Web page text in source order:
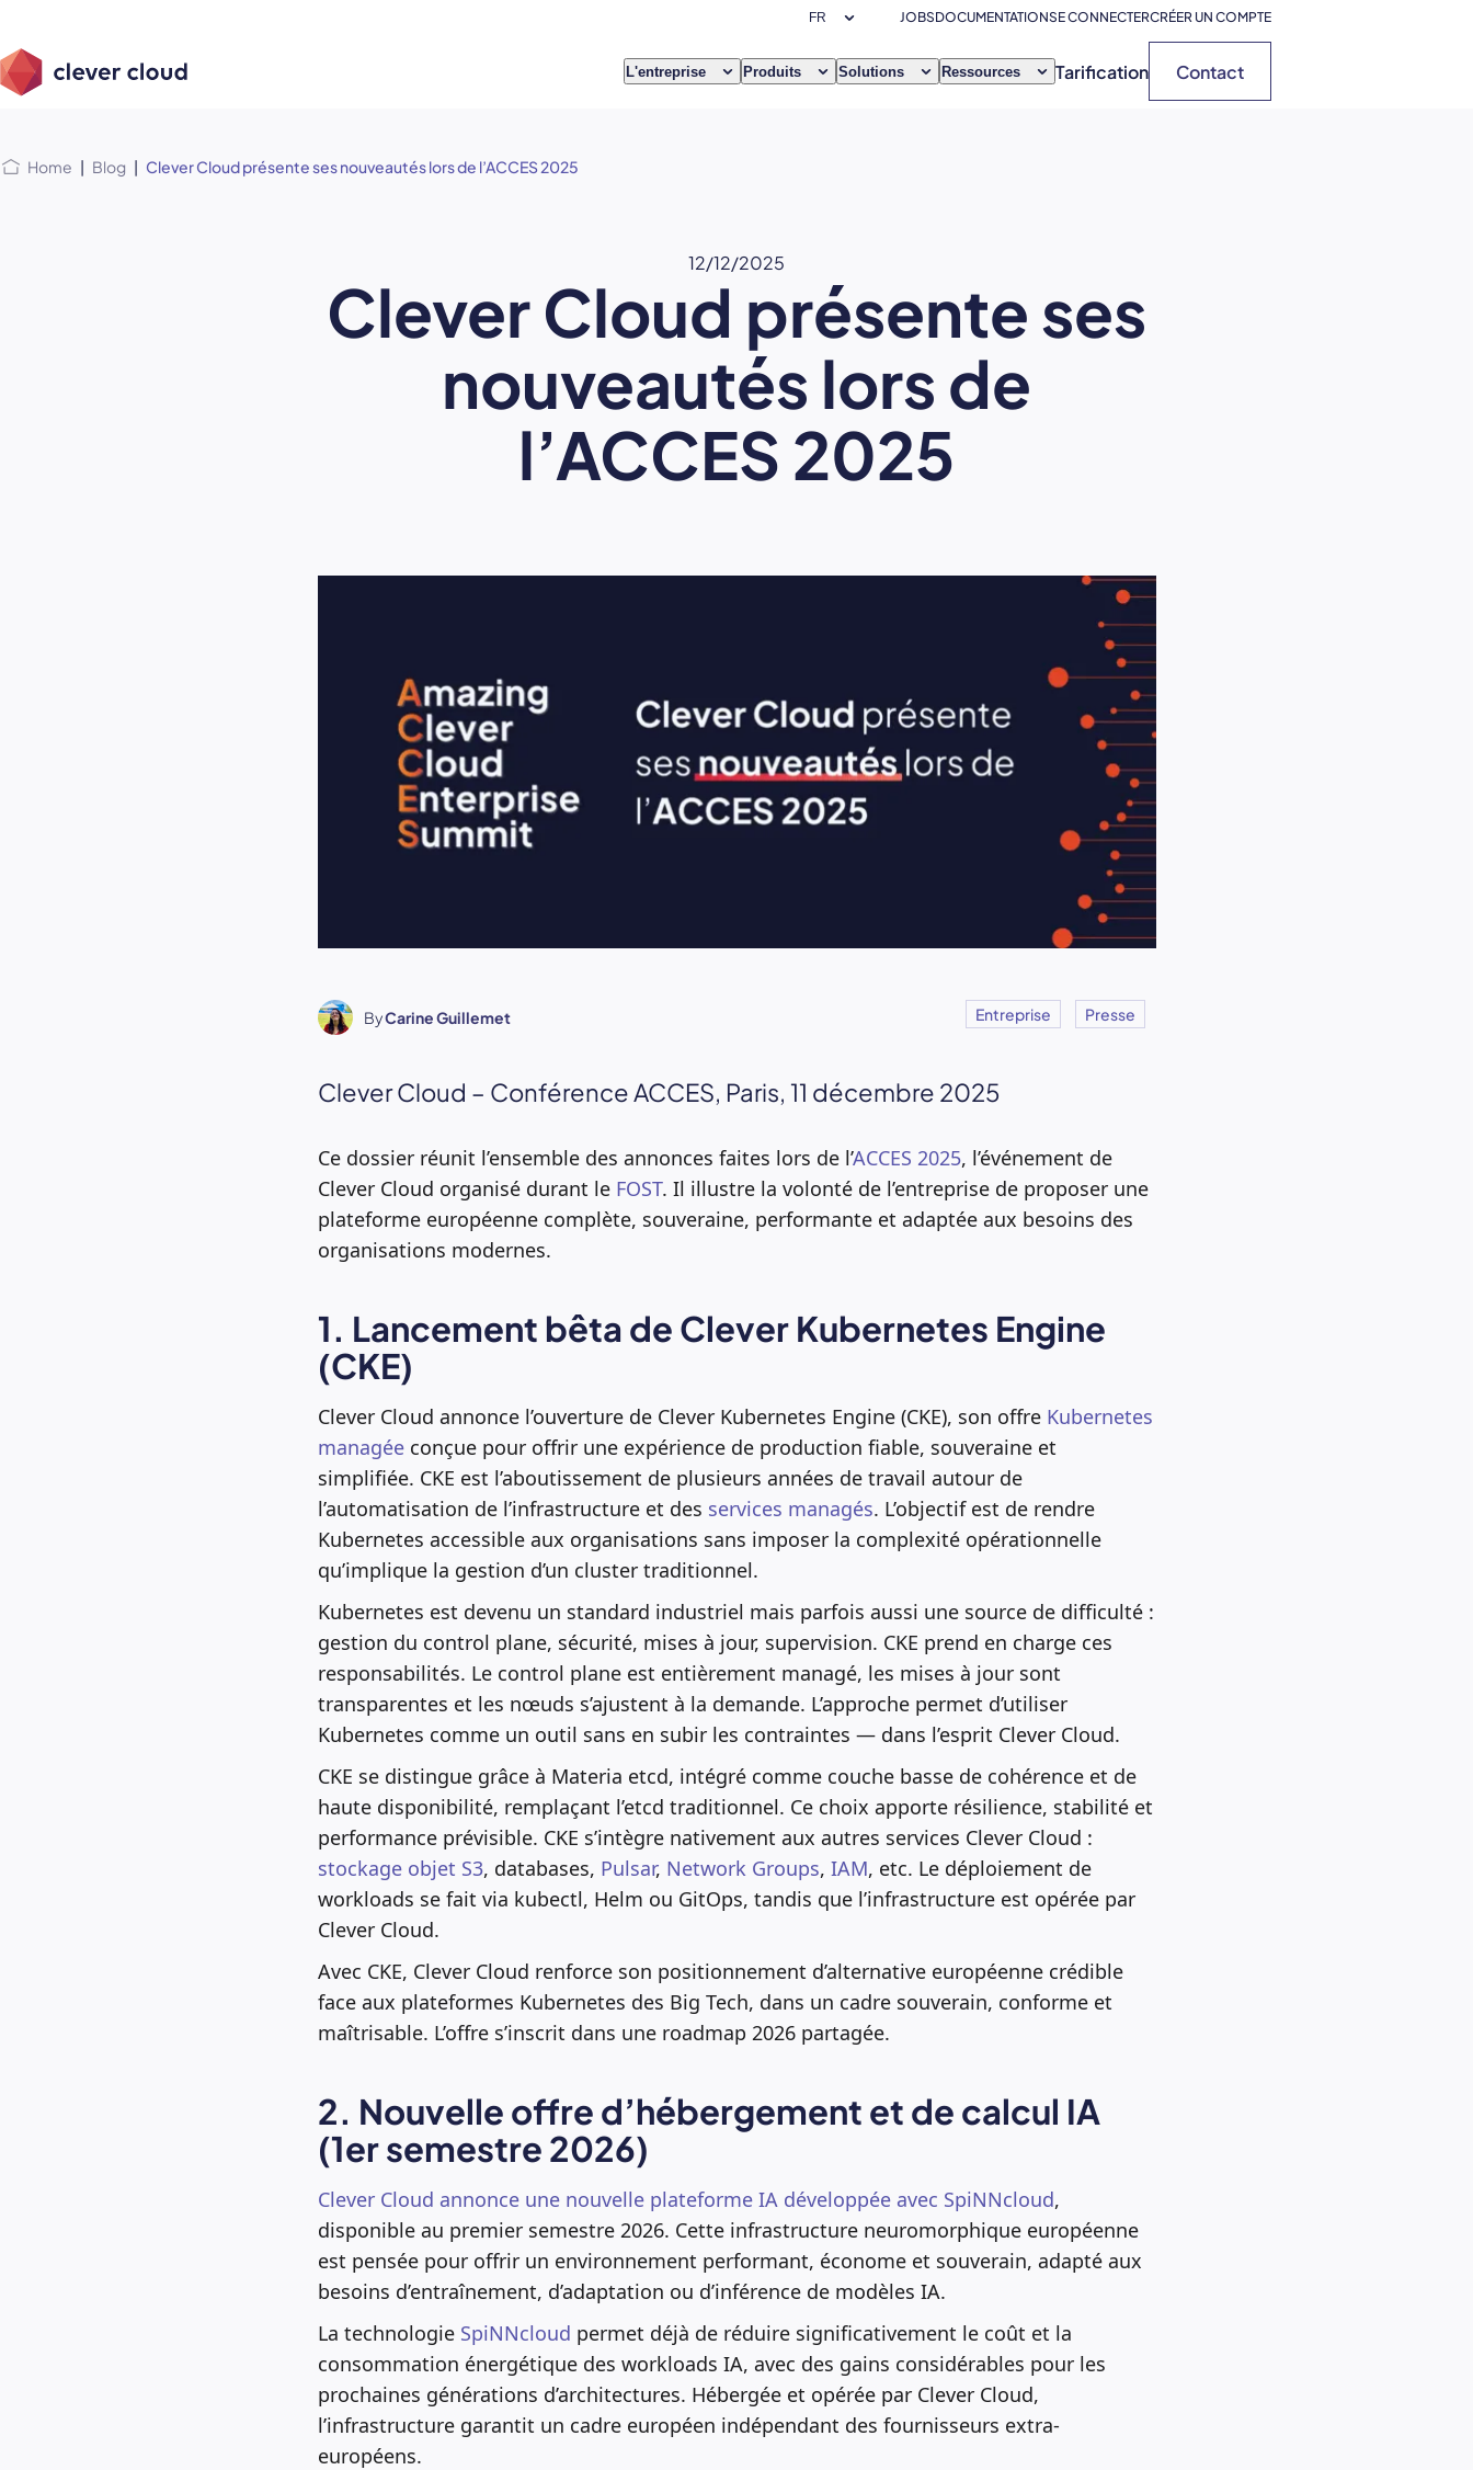
menu
JOBSDOCUMENTATIONSE CONNECTERCRÉER UN COMPTE
L'entreprise Produits Solutions Ressources Tarification Contact
Home | Blog | Clever Cloud présente ses nouveautés lors de l’ACCES 2025
12/12/2025
Clever Cloud présente ses
nouveautés lors de
l’ACCES 2025
ByCarine Guillemet Entreprise Presse
Clever Cloud – Conférence ACCES, Paris, 11 décembre 2025
Ce dossier réunit l’ensemble des annonces faites lors de l’ACCES 2025, l’événement de
Clever Cloud organisé durant le FOST. Il illustre la volonté de l’entreprise de proposer une
plateforme européenne complète, souveraine, performante et adaptée aux besoins des
organisations modernes.
1. Lancement bêta de Clever Kubernetes Engine
(CKE)
Clever Cloud annonce l’ouverture de Clever Kubernetes Engine (CKE), son offre Kubernetes
managéeconçue pour offrir une expérience de production fiable, souveraine et
simplifiée. CKE est l’aboutissement de plusieurs années de travail autour de
l’automatisation de l’infrastructure et des services managés. L’objectif est de rendre
Kubernetes accessible aux organisations sans imposer la complexité opérationnelle
qu’implique la gestion d’un cluster traditionnel.
Kubernetes est devenu un standard industriel mais parfois aussi une source de difficulté :
gestion du control plane, sécurité, mises à jour, supervision. CKE prend en charge ces
responsabilités. Le control plane est entièrement managé, les mises à jour sont
transparentes et les nœuds s’ajustent à la demande. L’approche permet d’utiliser
Kubernetes comme un outil sans en subir les contraintes — dans l’esprit Clever Cloud.
CKE se distingue grâce à Materia etcd, intégré comme couche basse de cohérence et de
haute disponibilité, remplaçant l’etcd traditionnel. Ce choix apporte résilience, stabilité et
performance prévisible. CKE s’intègre nativement aux autres services Clever Cloud :
stockage objet S3, databases, Pulsar, Network Groups, IAM, etc. Le déploiement de
workloads se fait via kubectl, Helm ou GitOps, tandis que l’infrastructure est opérée par
Clever Cloud.
Avec CKE, Clever Cloud renforce son positionnement d’alternative européenne crédible
face aux plateformes Kubernetes des Big Tech, dans un cadre souverain, conforme et
maîtrisable. L’offre s’inscrit dans une roadmap 2026 partagée.
2. Nouvelle offre d’hébergement et de calcul IA
(1er semestre 2026)
Clever Cloud annonce une nouvelle plateforme IA développée avec SpiNNcloud,
disponible au premier semestre 2026. Cette infrastructure neuromorphique européenne
est pensée pour offrir un environnement performant, économe et souverain, adapté aux
besoins d’entraînement, d’adaptation ou d’inférence de modèles IA.
La technologie SpiNNcloud permet déjà de réduire significativement le coût et la
consommation énergétique des workloads IA, avec des gains considérables pour les
prochaines générations d’architectures. Hébergée et opérée par Clever Cloud,
l’infrastructure garantit un cadre européen indépendant des fournisseurs extra-
européens.